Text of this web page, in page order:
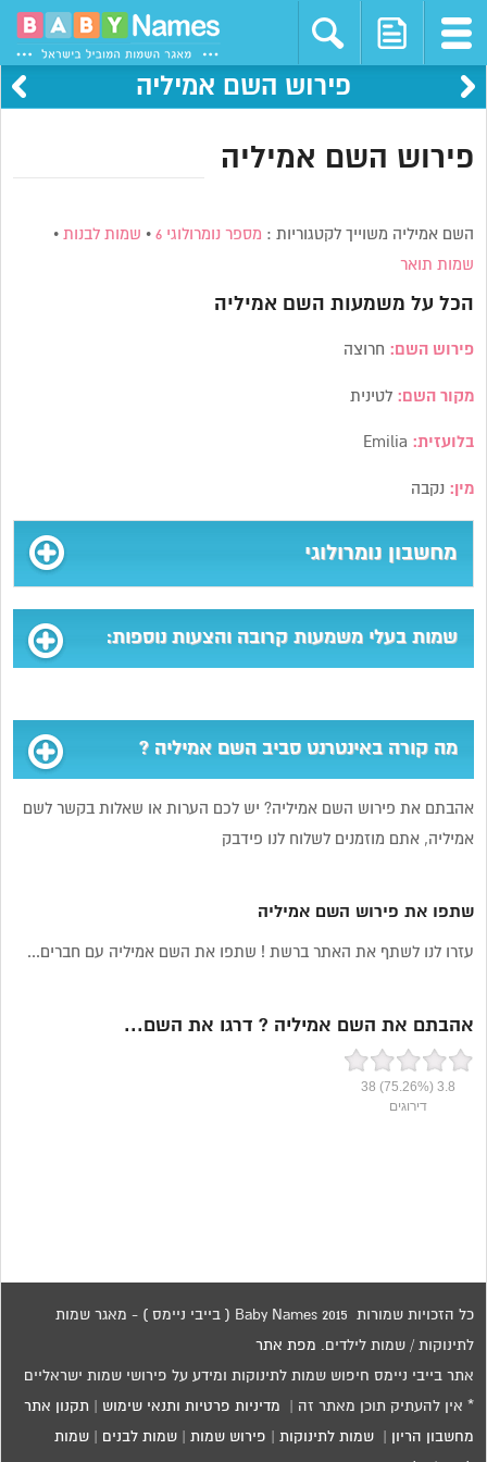
פירוש השם אמיליה
פירוש השם אמיליה
השם אמיליה משוייך לקטגוריות : מספר נומרולוגי 6 • שמות לבנות •
שמות תואר
הכל על משמעות השם אמיליה
פירוש השם: חרוצה
מקור השם: לטינית
בלועזית:
מין: נקבה
מחשבון נומרולוגי
שמות בעלי משמעות קרובה והצעות נוספות:
מה קורה באינטרנט סביב השם אמיליה ?
אהבתם את פירוש השם אמיליה? יש לכם הערות או שאלות בקשר לשם
אמיליה, אתם מוזמנים לשלוח לנו פידבק
שתפו את פירוש השם אמיליה
עזרו לנו לשתף את האתר ברשת ! שתפו את השם אמיליה עם חברים...
אהבתם את השם אמיליה ? דרגו את השם...
3.8
(75.26%)
38
דירוגים
כל הזכויות שמורות 2015 Baby Names ( בייבי ניימס ) - מאגר שמות
לתינוקות / שמות לילדים. מפת אתר
אתר בייבי ניימס חיפוש שמות לתינוקות ומידע על פירושי שמות ישראליים
* אין להעתיק תוכן מאתר זה | מדיניות פרטיות ותנאי שימוש תקנון אתר
מחשבון הריון |שמות לתינוקות פירוש שמות |שמות לבנים |שמות